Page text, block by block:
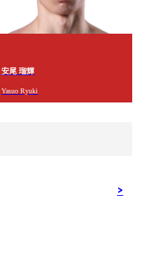
安尾 瑠輝
Yasuo Ryuki